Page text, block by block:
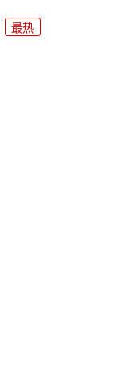
最热